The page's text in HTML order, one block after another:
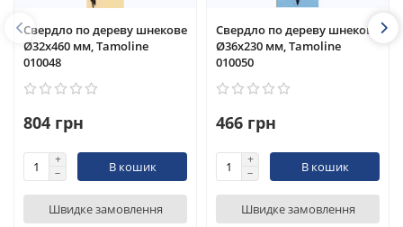
Свердло по дереву шнекове
Ø32x460 мм, Tamoline
010048
804 грн
В кошик
Швидке замовлення
Свердло по дереву шнекове
Ø36x230 мм, Tamoline
010050
466 грн
В кошик
Швидке замовлення